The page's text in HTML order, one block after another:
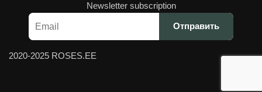
Newsletter subscription
2020-2025 ROSES.EE